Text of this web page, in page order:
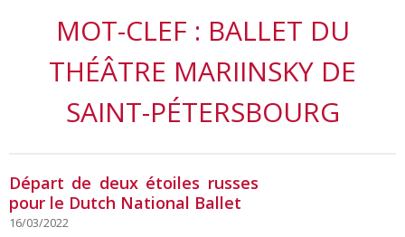
MOT-CLEF : BALLET DU
THÉÂTRE MARIINSKY DE
SAINT-PÉTERSBOURG
Départ de deux étoiles russes
pour le Dutch National Ballet
16/03/2022